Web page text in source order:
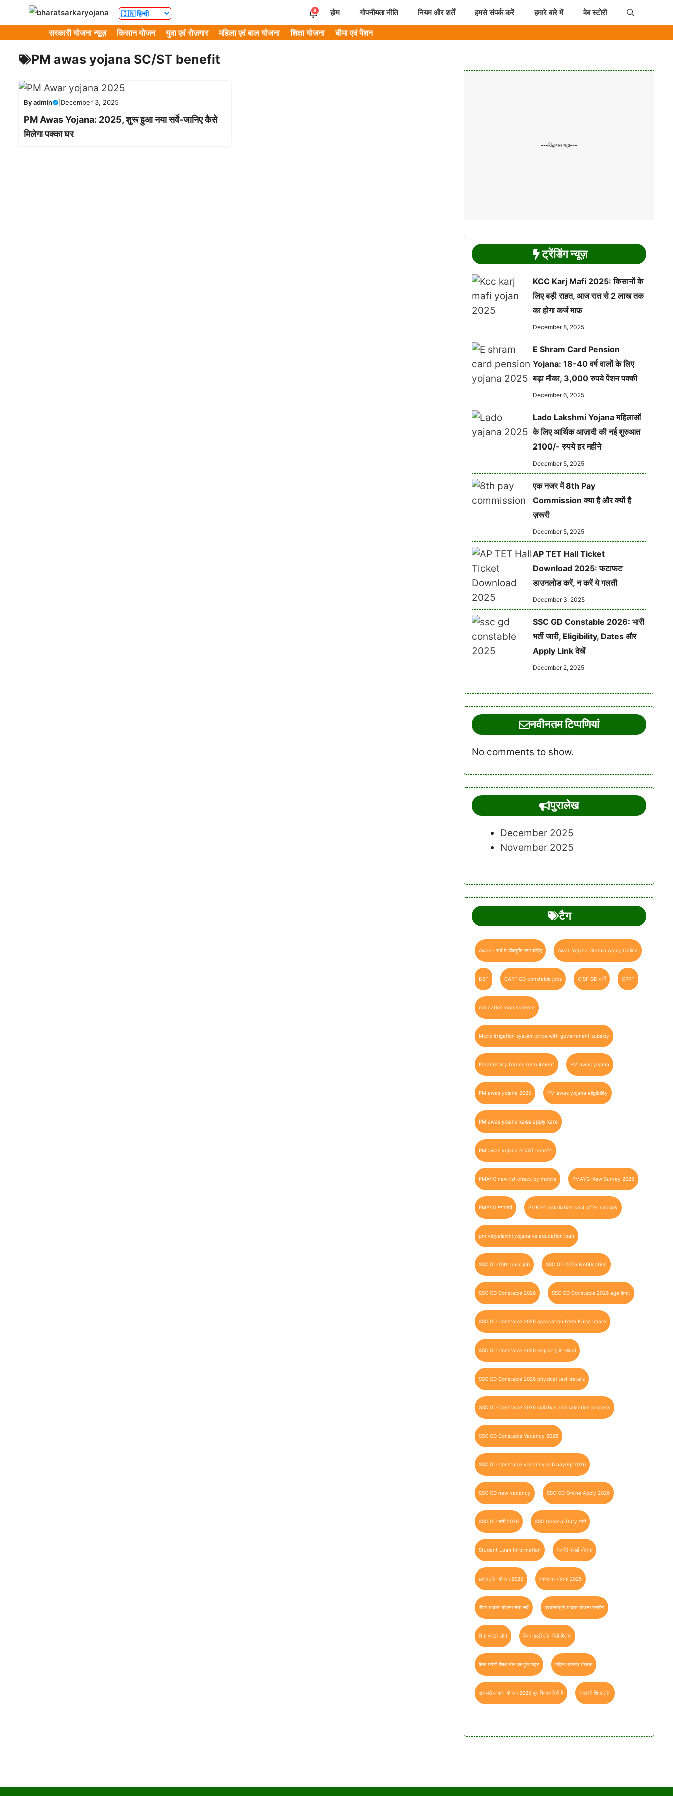
8 होम गोपनीयता नीति नियम और शर्तें हमसे संपर्क करें हमारे बारे में वेब स्टोरी
सरकारी योजना न्यूज़ किसान योजन युवा एवं रोज़गार महिला एवं बाल योजना शिक्षा योजना बीमा एवं पेंशन
PM awas yojana SC/ST benefit
Byadmin December 3, 2025
PM Awas Yojana: 2025, शुरू हुआ नया सर्वे-जानिए कैसे
मिलेगा पक्का घर
---विज्ञापन यहां---
ट्रेंडिंग न्यूज़
KCC Karj Mafi 2025: किसानों के
लिए बड़ी राहत, आज रात से 2 लाख तक
का होगा कर्ज माफ़
December 8, 2025
E Shram Card Pension
Yojana: 18-40 वर्ष वालों के लिए
बड़ा मौका, 3,000 रुपये पेंशन पक्की
December 6, 2025
Lado Lakshmi Yojana महिलाओं
के लिए आर्थिक आज़ादी की नई शुरुआत
2100/- रुपये हर महीने
December 5, 2025
एक नजर में 8th Pay
Commission क्या है और क्यों है
ज़रूरी
December 5, 2025
AP TET Hall Ticket
Download 2025: फटाफट
डाउनलोड करें, न करें ये गलती
December 3, 2025
SSC GD Constable 2026: भारी
भर्ती जारी, Eligibility, Dates और
Apply Link देखें
December 2, 2025
नवीनतम टिप्पणियां
No comments to show.
पुरालेख
December 2025
November 2025
टैग
Awas+ सर्वे में डॉक्यूमेंट क्या चाहिए Awas Yojana Gramin Apply Online
BSF CAPF GD constable jobs CISF GD भर्ती CRPF
education loan scheme
Micro irrigation system price with government subsidy
Paramilitary forces recruitment PM awas yojana
PM awas yojana 2025 PM awas yojana eligibility
PM awas yojana kaise apply kare
PM awas yojana SC/ST benefit
PMAYG new list check by mobile PMAYG New Survey 2025
PMAYG नया सर्वे PMKSY installation cost after subsidy
pm vidyalaxmi yojana vs education loan
SSC GD 10th pass job SSC GD 2026 Notification
SSC GD Constable 2026 SSC GD Constable 2026 age limit
SSC GD Constable 2026 application form Kaise bhare
SSC GD Constable 2026 eligibility in Hindi
SSC GD Constable 2026 physical test details
SSC GD Constable 2026 syllabus and selection process
SSC GD Constable Vacancy 2026
SSC GD Constable vacancy kab aayegi 2026
SSC GD new vacancy SSC GD Online Apply 2026
SSC GD भर्ती 2026 SSC General Duty भर्ती
Student Loan Information घर बैठे कमाई योजना
छात्र लोन योजना 2025 पक्का घर योजना 2025
पीएम आवास योजना नया सर्वे प्रधानमंत्री आवास योजना ग्रामीण
बिना गारंटर लोन बिना गारंटी लोन कैसे मिलेगा
बिना गारंटी शिक्षा लोन का पूरा गाइड महिला रोजगार योजना
सरकारी आवास योजना 2025 पूरा विवरण हिंदी में सरकारी शिक्षा लोन